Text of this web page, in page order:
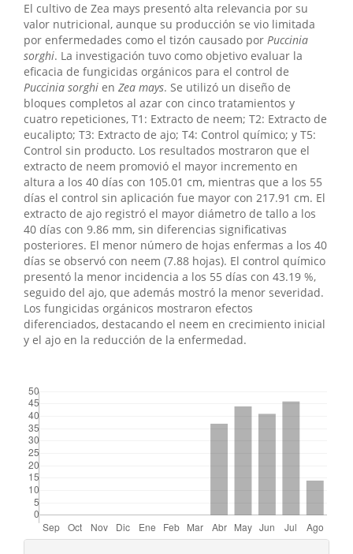
El cultivo de Zea mays presentó alta relevancia por su
valor nutricional, aunque su producción se vio limitada
por enfermedades como el tizón causado por Puccinia
sorghi. La investigación tuvo como objetivo evaluar la
eficacia de fungicidas orgánicos para el control de
Puccinia sorghi en Zea mays. Se utilizó un diseño de
bloques completos al azar con cinco tratamientos y
cuatro repeticiones, T1: Extracto de neem; T2: Extracto de
eucalipto; T3: Extracto de ajo; T4: Control químico; y T5:
Control sin producto. Los resultados mostraron que el
extracto de neem promovió el mayor incremento en
altura a los 40 días con 105.01 cm, mientras que a los 55
días el control sin aplicación fue mayor con 217.91 cm. El
extracto de ajo registró el mayor diámetro de tallo a los
40 días con 9.86 mm, sin diferencias significativas
posteriores. El menor número de hojas enfermas a los 40
días se observó con neem (7.88 hojas). El control químico
presentó la menor incidencia a los 55 días con 43.19 %,
seguido del ajo, que además mostró la menor severidad.
Los fungicidas orgánicos mostraron efectos
diferenciados, destacando el neem en crecimiento inicial
y el ajo en la reducción de la enfermedad.